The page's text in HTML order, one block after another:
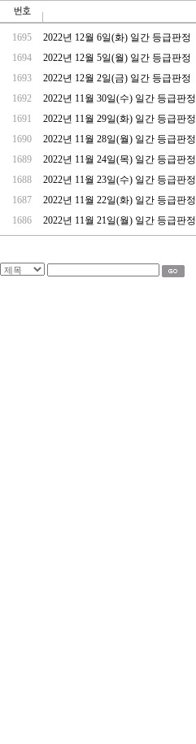
1695
2022년 12월 6일(화) 일간 등급판정
1694
2022년 12월 5일(월) 일간 등급판정
1693
2022년 12월 2일(금) 일간 등급판정
1692
2022년 11월 30일(수) 일간 등급판정
1691
2022년 11월 29일(화) 일간 등급판정
1690
2022년 11월 28일(월) 일간 등급판정
1689
2022년 11월 24일(목) 일간 등급판정
1688
2022년 11월 23일(수) 일간 등급판정
1687
2022년 11월 22일(화) 일간 등급판정
1686
2022년 11월 21일(월) 일간 등급판정